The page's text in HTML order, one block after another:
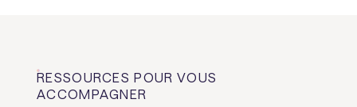
RESSOURCES POUR VOUS
ACCOMPAGNER